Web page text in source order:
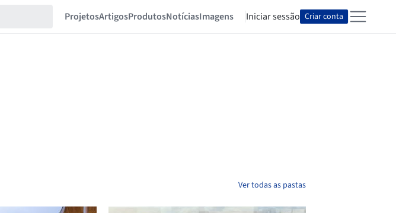
ProjetosArtigosProdutosNotíciasImagens Iniciar sessão Criar conta
Ver todas as pastas